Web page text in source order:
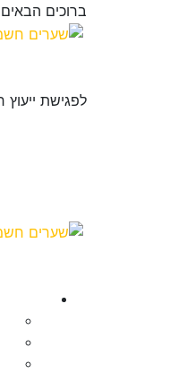
ברוכים
לפגישת ייעוץ חייגו 077-